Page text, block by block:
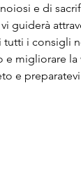
e di
guiderà
i consigli
migliorare la
e